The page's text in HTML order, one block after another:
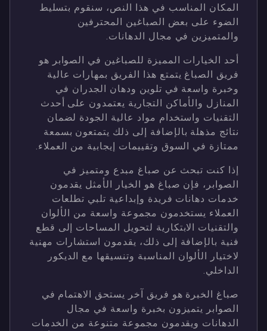
المكان المناسب في هذا النص، سنقوم بتسليط
الضوء على بعض الصباغين المحترفين
والمتميزين في مجال الدهانات.
أحد الخيارات المميزة للصباغين في الصوابر هو
فريق الصباغ يتمتع هذا الفريق بمهارات عالية
وخبرة واسعة في تلوين ودهان الجدران في
المنازل والأماكن التجارية يعتمدون على أحدث
التقنيات واستخدام مواد عالية الجودة لضمان
نتائج مذهلة بالإضافة إلى ذلك يتمتعون بسمعة
ممتازة في السوق وتقييمات إيجابية من العملاء.
إذا كنت تبحث عن صباغ مبدع ومتميز في
الصوابر، فإن صباغ هو الخيار الأمثل يقدمون
خدمات دهانات فريدة وإبداعية تلبي تطلعات
العملاء يستخدمون مجموعة واسعة من الألوان
والتقنيات الابتكارية لتحويل المساحات إلى قطع
فنية بالإضافة إلى ذلك، يقدمون استشارات مهنية
لاختيار الألوان المناسبة وتنسيقها مع الديكور
الداخلي.
صباغ الخبرة هو فريق آخر يستحق الاهتمام في
الصوابر يتميزون بخبرة واسعة في مجال
الدهانات ويقدمون مجموعة متنوعة من الخدمات